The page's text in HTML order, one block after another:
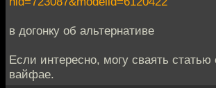
в догонку об альтернативе
Если интересно, могу сваять
вайфае.